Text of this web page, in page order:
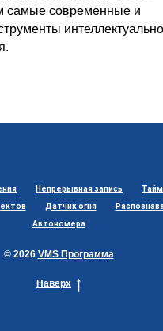
самые современные и
Непрерывная запись
Датчик огня
Автономера
© 2026 VMS Программа
Наверх